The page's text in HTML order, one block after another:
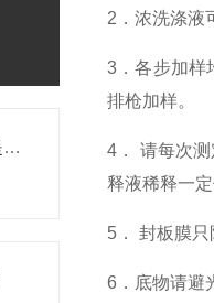
实战分享|小鼠淋巴细胞的提取和分选之经验小结
2．浓洗涤液
3．各步加样
排枪加样。
4．
请每次
释液稀释一
5． 封板膜
6．底物请避